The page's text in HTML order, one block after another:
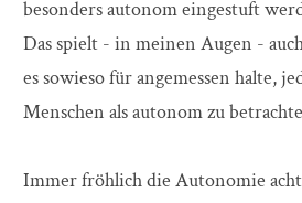
besonders autonom eingestuft
Das spielt - in meinen Augen -
es sowieso für angemessen halte,
Menschen als autonom zu
Immer fröhlich die Autonomie